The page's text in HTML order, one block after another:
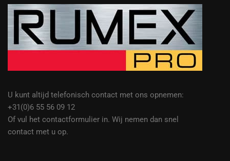
U kunt altijd telefonisch contact met ons opnemen:
+31(0)6 55 56 09 12
Of vul het contactformulier in. Wij nemen dan snel
contact met u op.